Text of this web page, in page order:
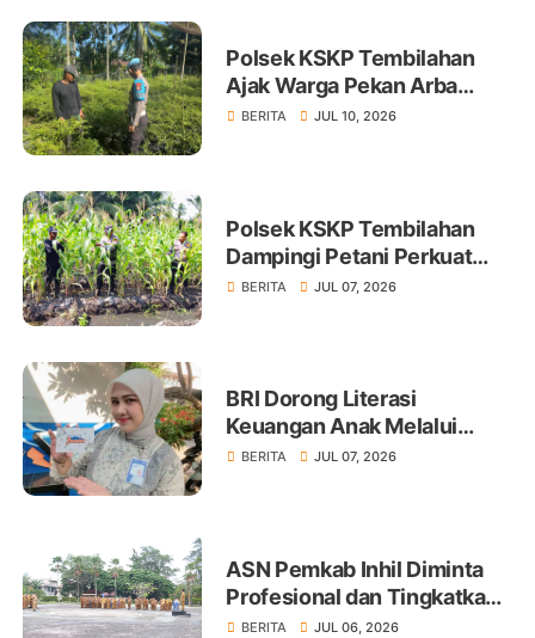
Polsek KSKP Tembilahan
Ajak Warga Pekan Arba
Tanam Cabai Dukung
BERITA JUL 10, 2026
Polsek KSKP Tembilahan
Dampingi Petani Perkuat
Swasembada Pangan
BERITA JUL 07, 2026
BRI Dorong Literasi
Keuangan Anak Melalui
Produk BritAma Junio
BERITA JUL 07, 2026
ASN Pemkab Inhil Diminta
Profesional dan Tingkatkan
Pelayanan Publik
BERITA JUL 06, 2026